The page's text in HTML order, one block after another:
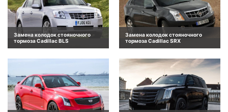
Замена колодок стояночного
тормоза Cadillac BLS
Замена колодок стояночного
тормоза Cadillac SRX